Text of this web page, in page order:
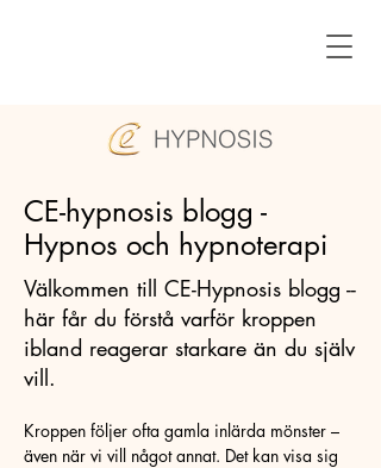
CE-hypnosis blogg -
Hypnos och hypnoterapi
Välkommen till CE-Hypnosis blogg --
här får du förstå varför kroppen
ibland reagerar starkare än du själv
vill.
Kroppen följer ofta gamla inlärda mönster –
även när vi vill något annat. Det kan visa sig